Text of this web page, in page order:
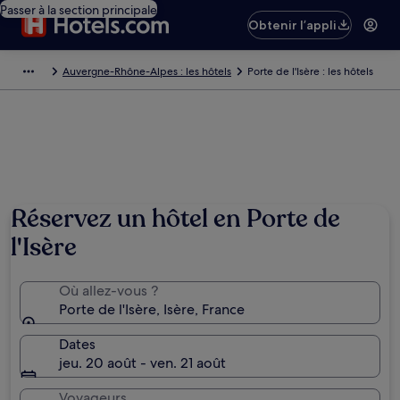
Passer à la section principale
Obtenir l’appli
Auvergne-Rhône-Alpes : les hôtels Porte de l'Isère : les hôtels
Réservez un hôtel en Porte de
l'Isère
Où allez-vous ?
Porte de l'Isère, Isère, France
Dates
jeu. 20 août - ven. 21 août